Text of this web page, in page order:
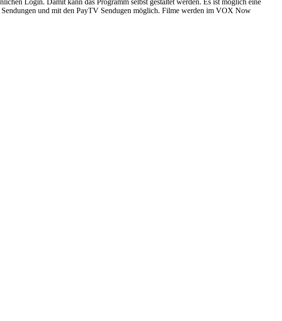
und mit den PayTV Sendugen möglich. Filme werden im VOX Now